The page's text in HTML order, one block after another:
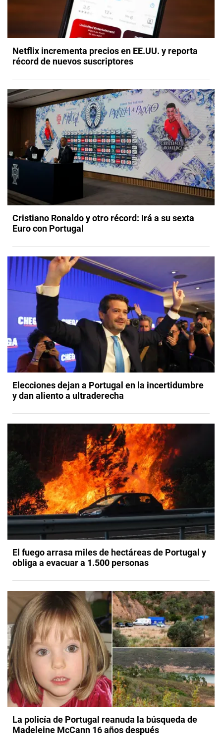
Netflix incrementa precios en EE.UU. y reporta
récord de nuevos suscriptores
Cristiano Ronaldo y otro récord: Irá a su sexta
Euro con Portugal
Elecciones dejan a Portugal en la incertidumbre
y dan aliento a ultraderecha
El fuego arrasa miles de hectáreas de Portugal y
obliga a evacuar a 1.500 personas
La policía de Portugal reanuda la búsqueda de
Madeleine McCann 16 años después